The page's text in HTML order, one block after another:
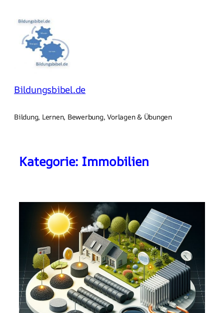
Inhalt
springen
Bildungsbibel.de
Bildung, Lernen, Bewerbung, Vorlagen & Übungen
Kategorie: Immobilien